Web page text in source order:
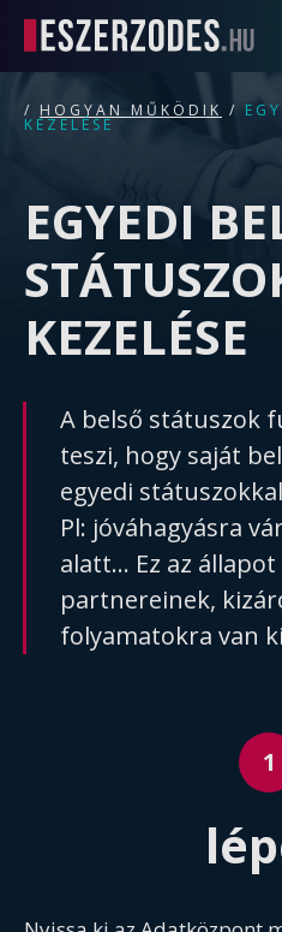
/ HOGYAN MŰKÖDIK /
KEZELÉSE
EGYEDI
KEZELÉSE
A belső státuszok
teszi, hogy saját
egyedi
Pl: jóváhagyásra
alatt... Ez az
partnereinek,
folyamatokra van